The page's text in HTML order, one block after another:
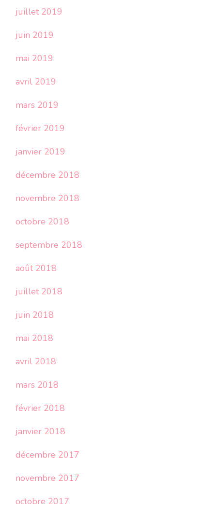
juillet 2019
juin 2019
mai 2019
avril 2019
mars 2019
février 2019
janvier 2019
décembre 2018
novembre 2018
octobre 2018
septembre 2018
août 2018
juillet 2018
juin 2018
mai 2018
avril 2018
mars 2018
février 2018
janvier 2018
décembre 2017
novembre 2017
octobre 2017